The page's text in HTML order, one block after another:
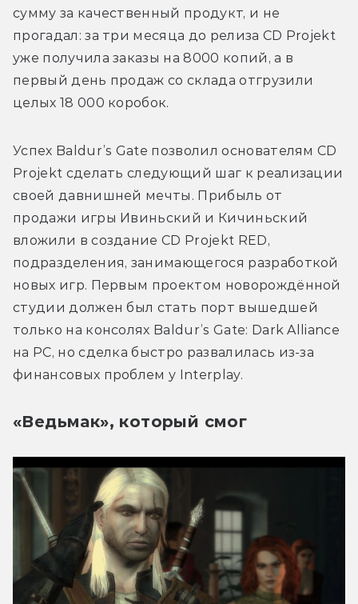
сумму за качественный продукт, и не
прогадал: за три месяца до релиза CD Projekt
уже получила заказы на 8000 копий, а в
первый день продаж со склада отгрузили
целых 18 000 коробок.
Успех Baldur’s Gate позволил основателям CD
Projekt сделать следующий шаг к реализации
своей давнишней мечты. Прибыль от
продажи игры Ивиньский и Кичиньский
вложили в создание CD Projekt RED,
подразделения, занимающегося разработкой
новых игр. Первым проектом новорождённой
студии должен был стать порт вышедшей
только на консолях Baldur’s Gate: Dark Alliance
на PC, но сделка быстро развалилась из-за
финансовых проблем у Interplay.
«Ведьмак», который смог